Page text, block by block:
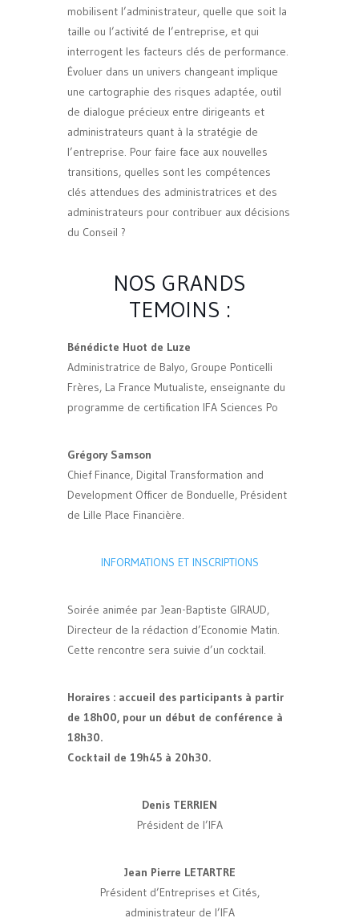
mobilisent l’administrateur, quelle que soit la
taille ou l’activité de l’entreprise, et qui
interrogent les facteurs clés de performance.
Évoluer dans un univers changeant implique
une cartographie des risques adaptée, outil
de dialogue précieux entre dirigeants et
administrateurs quant à la stratégie de
l’entreprise. Pour faire face aux nouvelles
transitions, quelles sont les compétences
clés attendues des administratrices et des
administrateurs pour contribuer aux décisions
du Conseil ?
NOS GRANDS
TEMOINS :
Bénédicte Huot de Luze
Administratrice de Balyo, Groupe Ponticelli
Frères, La France Mutualiste, enseignante du
programme de certification IFA Sciences Po
Grégory Samson
Chief Finance, Digital Transformation and
Development Officer de Bonduelle, Président
de Lille Place Financière.
INFORMATIONS ET INSCRIPTIONS
Soirée animée par Jean-Baptiste GIRAUD,
Directeur de la rédaction d’Economie Matin.
Cette rencontre sera suivie d’un cocktail.
Horaires : accueil des participants à partir
de 18h00, pour un début de conférence à
18h30.
Cocktail de 19h45 à 20h30.
Denis TERRIEN
Président de l’IFA
Jean Pierre LETARTRE
Président d’Entreprises et Cités,
administrateur de l’IFA